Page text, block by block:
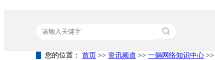
您的位置： 首页 >> 资讯频道 >> 一躺网络知识中心 >>